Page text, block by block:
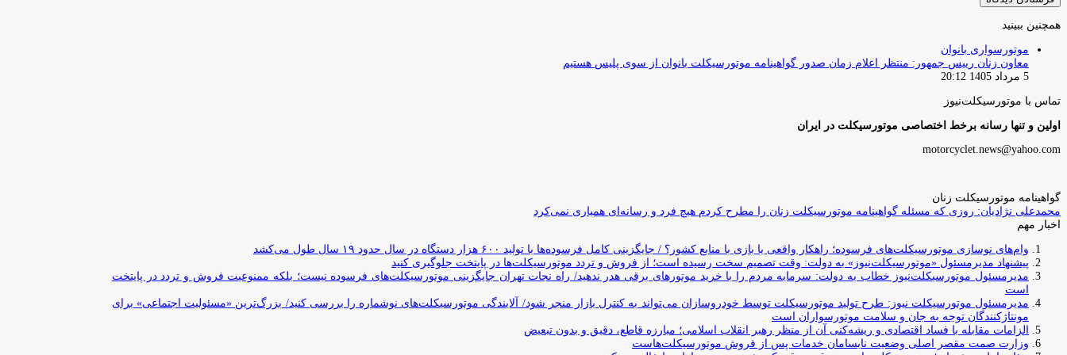
همچنین ببینید
موتورسواری بانوان
معاون زنان رییس جمهور: منتظر اعلام زمان صدور گواهینامه موتورسیکلت بانوان از سوی پلیس هستیم
5 مرداد 1405 20:12
تماس با موتورسیکلت‌نیوز
اولین و تنها رسانه برخط اختصاصی موتورسیکلت در ایران
motorcyclet.news@yahoo.com
گواهینامه موتورسیکلت زنان
محمدعلی نژادیان: روزی که مسئله گواهینامه موتورسیکلت زنان را مطرح کردم هیچ فرد و رسانه‌ای همیاری نمی‌کرد
اخبار مهم
وام‌های نوسازی موتورسیکلت‌های فرسوده؛ راهکار واقعی یا بازی با منابع کشور؟ / جایگزینی کامل فرسوده‌ها با تولید ۶۰۰ هزار دستگاه در سال حدود ۱۹ سال طول می‌کشد
پیشنهاد مدیرمسئول «موتورسیکلت‌نیوز» به دولت: وقت تصمیم سخت رسیده است؛ از فروش و تردد موتورسیکلت‌ها در پایتخت جلوگیری کنید
مدیرمسئول موتورسیکلت‌نیوز خطاب به دولت: سرمایه مردم را با خرید موتورهای برقی هدر ندهید/ راه نجات تهران جایگزینی موتورسیکلت‌های فرسوده نیست؛ بلکه ممنوعیت فروش و تردد در پایتخت
است
مدیرمسئول موتورسیکلت نیوز: طرح تولید موتورسیکلت توسط خودروسازان می‌تواند به کنترل بازار منجر شود/ آلایندگی موتورسیکلت‌های نوشماره را بررسی کنید/ بزرگ‌ترین «مسئولیت اجتماعی» برای
مونتاژکنندگان توجه به جان و سلامت موتورسواران است
الزامات مقابله با فساد اقتصادی و ریشه‌کنی آن از منظر رهبر انقلاب اسلامی؛ مبارزه قاطع، دقیق و بدون تبعیض
وزارت صمت مقصر اصلی وضعیت نابسامان خدمات پس از فروش موتورسیکلت‌هاست